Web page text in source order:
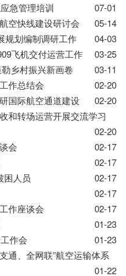
急管理培训
07-01
空快线建设研讨会
05-14
规划编制调研工作
04-03
飞机交付运营工作
03-25
乡村振兴新画卷
03-11
作总结会
02-20
国际航空通道建设
02-20
和转场运营开展交流学习
02-20
会
02-17
02-17
困人员
02-17
02-17
作座谈会
02-17
01-23
作会
01-23
通、全网联”航空运输体系
01-22